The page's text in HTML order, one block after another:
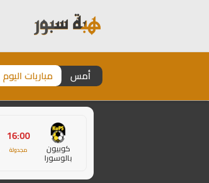
أمس مباريات اليوم
كوبيون
بالوسورا
16:00
مجدولة